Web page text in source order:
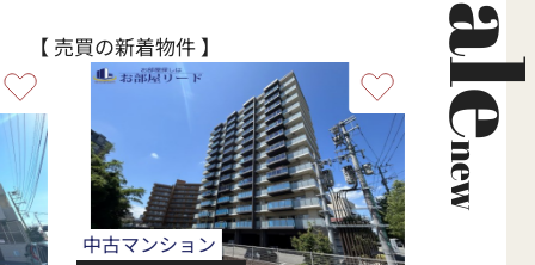
new
【 売買の新着物件 】
中古マンション